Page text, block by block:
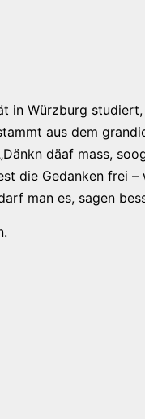
in Würzburg
aus dem
däaf mass,
die Gedanken frei –
man es, sagen